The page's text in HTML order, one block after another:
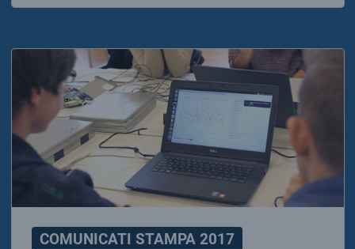
COMUNICATI STAMPA 2017